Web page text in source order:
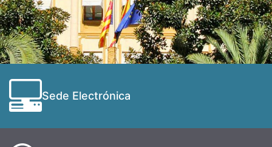
Sede Electrónica